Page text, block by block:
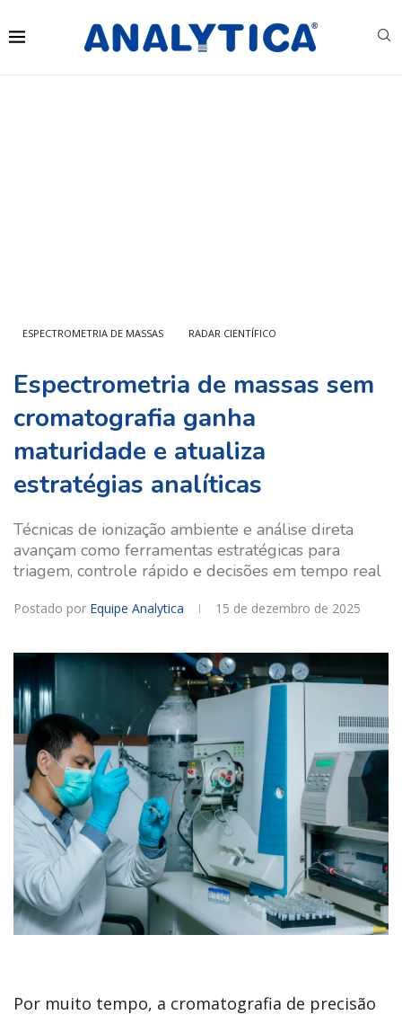
ESPECTROMETRIA DE MASSAS RADAR CIENTÍFICO
Espectrometria de massas sem
cromatografia ganha
maturidade e atualiza
estratégias analíticas
Técnicas de ionização ambiente e análise direta
avançam como ferramentas estratégicas para
triagem, controle rápido e decisões em tempo real
Postado por Equipe Analytica 15 de dezembro de 2025
Por muito tempo, a cromatografia de precisão